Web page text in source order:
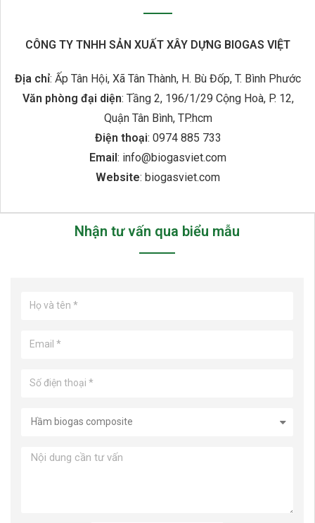
CÔNG TY TNHH SẢN XUẤT XÂY DỰNG BIOGAS VIỆT
Địa chỉ: Ấp Tân Hội, Xã Tân Thành, H. Bù Đốp, T. Bình Phước
Văn phòng đại diện: Tầng 2, 196/1/29 Cộng Hoà, P. 12,
Quận Tân Bình, TP.hcm
Điện thoại: 0974 885 733
Email: info@biogasviet.com
Website: biogasviet.com
Nhận tư vấn qua biểu mẫu